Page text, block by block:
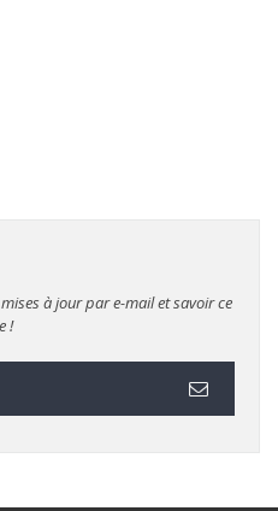
à jour par e-mail et savoir ce
!